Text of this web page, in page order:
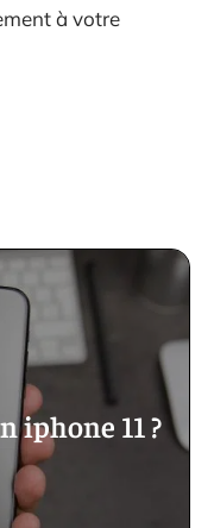
à votre
iphone 11 ?